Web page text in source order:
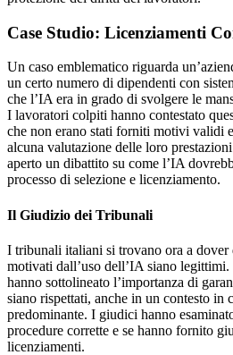
Case Studio: Licenziamenti
Un caso emblematico riguarda
un certo numero di dipendenti con
che l’IA era in grado di svolgere le
I lavoratori colpiti hanno contestato
che non erano stati forniti motivi validi
alcuna valutazione delle loro
aperto un dibattito su come l’IA
processo di selezione e licenziamento.
Il Giudizio dei Tribunali
I tribunali italiani si trovano ora a dover
motivati dall’uso dell’IA siano legittimi.
hanno sottolineato l’importanza di
siano rispettati, anche in un contesto in
predominante. I giudici hanno
procedure corrette e se hanno fornito
licenziamenti.